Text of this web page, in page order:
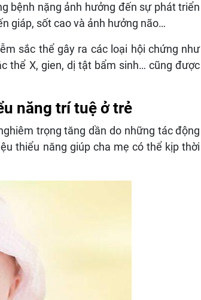
bệnh nặng ảnh hưởng đến sự phát triển
giáp, sốt cao và ảnh hưởng não…
sắc thể gây ra các loại hội chứng như
thể X, gien, dị tật bẩm sinh… cũng được
năng trí tuệ ở trẻ
trọng tăng dần do những tác động
thiểu năng giúp cha mẹ có thể kịp thời